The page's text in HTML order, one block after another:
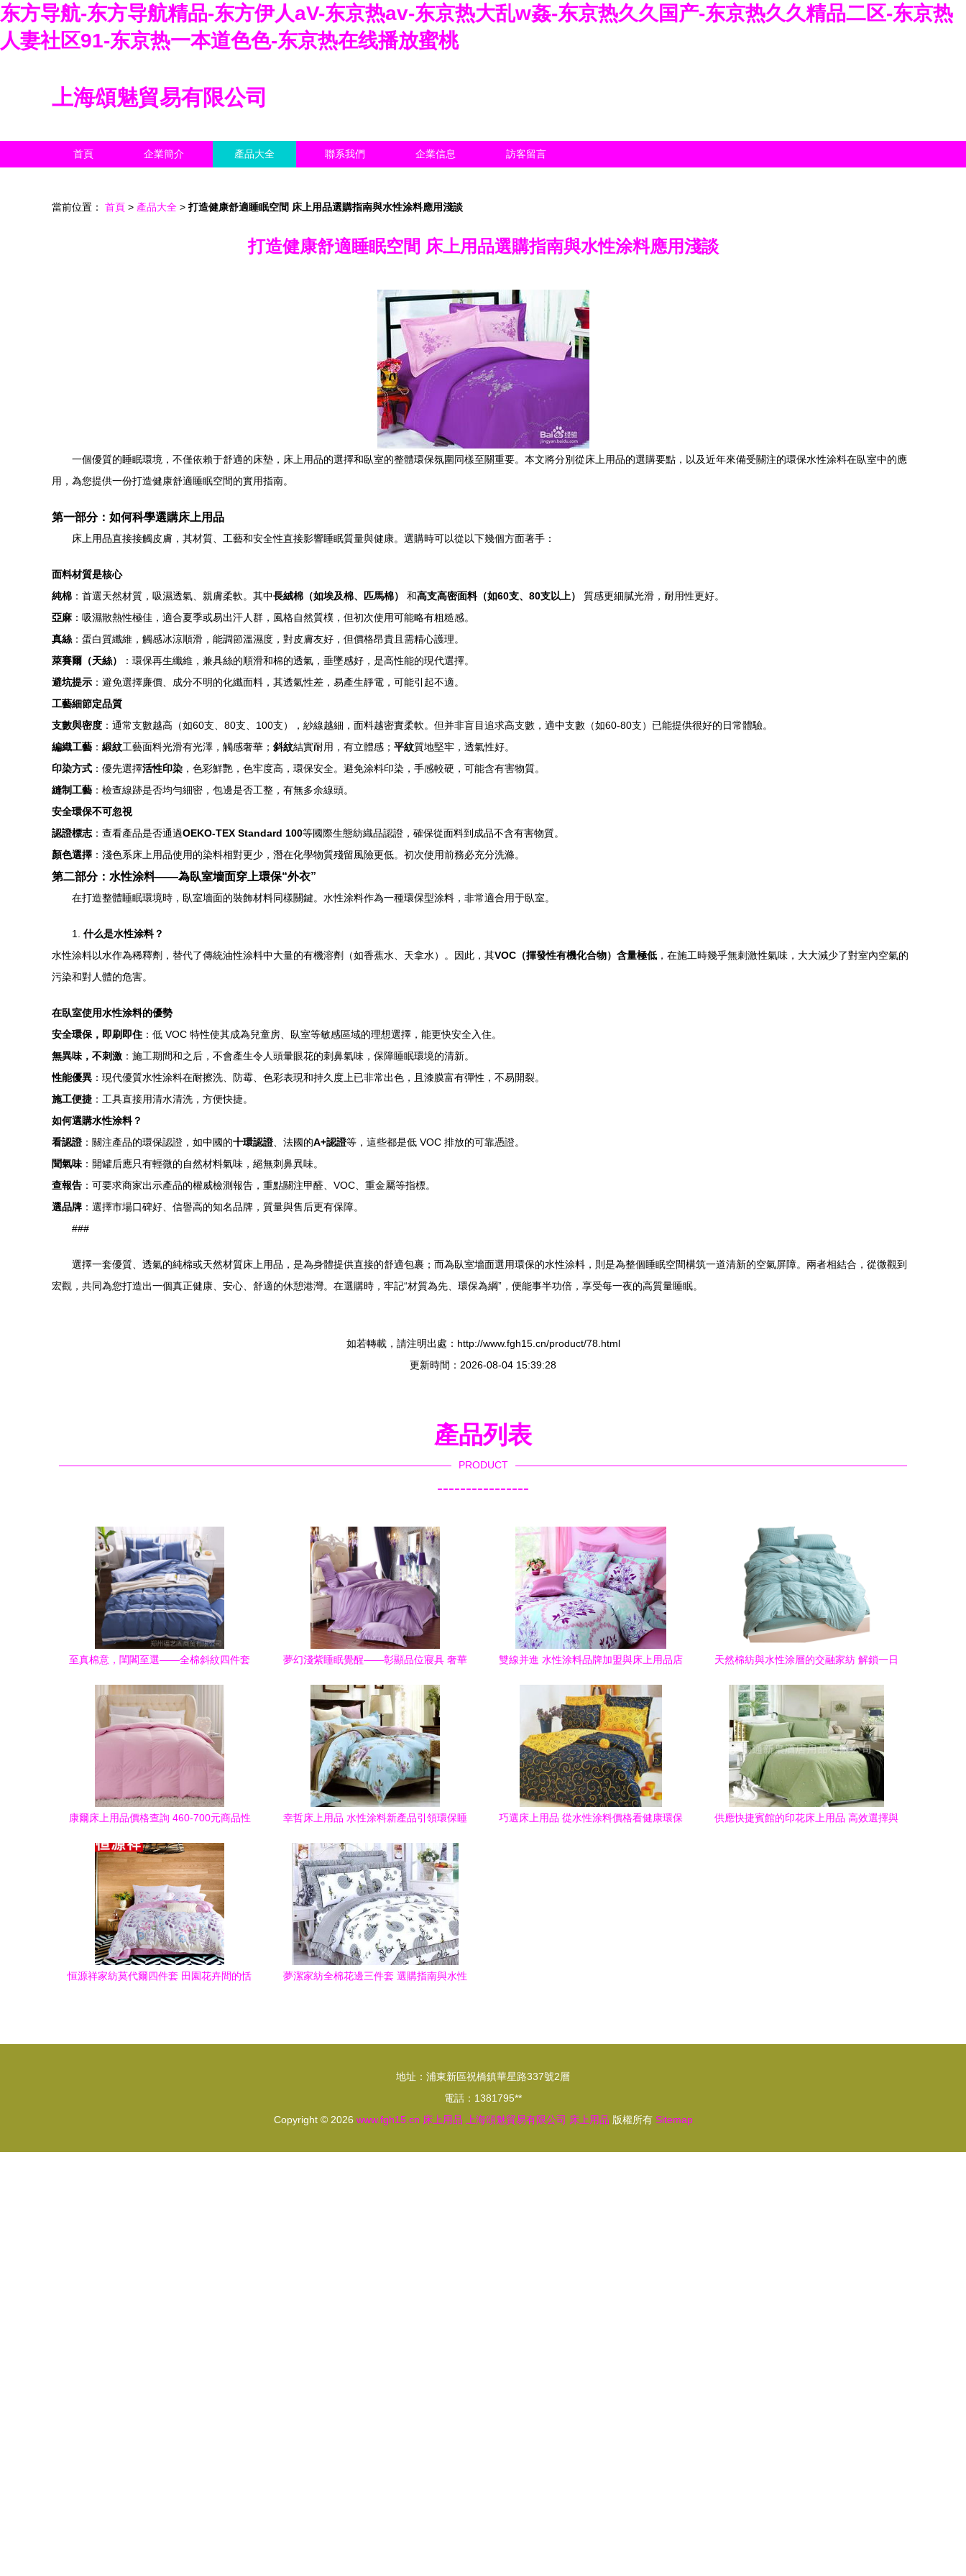
东方导航-东方导航精品-东方伊人aV-东京热av-东京热大乱w姦-东京热久久国产-东京热久久精品二区-东京热
人妻社区91-东京热一本道色色-东京热在线播放蜜桃
上海頌魅貿易有限公司
首頁 企業簡介 產品大全 聯系我們 企業信息 訪客留言
當前位置： 首頁 > 產品大全 > 打造健康舒適睡眠空間 床上用品選購指南與水性涂料應用淺談
打造健康舒適睡眠空間 床上用品選購指南與水性涂料應用淺談
一個優質的睡眠環境，不僅依賴于舒適的床墊，床上用品的選擇和臥室的整體環保氛圍同樣至關重要。本文將分別從床上用品的選購要點，以及近年來備受關注的環保水性涂料在臥室中的應
用，為您提供一份打造健康舒適睡眠空間的實用指南。
第一部分：如何科學選購床上用品
床上用品直接接觸皮膚，其材質、工藝和安全性直接影響睡眠質量與健康。選購時可以從以下幾個方面著手：
面料材質是核心
純棉 ：首選天然材質，吸濕透氣、親膚柔軟。其中長絨棉（如埃及棉、匹馬棉） 和高支高密面料（如60支、80支以上）
質感更細膩光滑，耐用性更好。
亞麻 ：吸濕散熱性極佳，適合夏季或易出汗人群，風格自然質樸，但初次使用可能略有粗糙感。
真絲 ：蛋白質纖維，觸感冰涼順滑，能調節溫濕度，對皮膚友好，但價格昂貴且需精心護理。
萊賽爾（天絲）
：環保再生纖維，兼具絲的順滑和棉的透氣，垂墜感好，是高性能的現代選擇。
避坑提示 ：避免選擇廉價、成分不明的化纖面料，其透氣性差，易產生靜電，可能引起不適。
工藝細節定品質
支數與密度 ：通常支數越高（如60支、80支、100支），紗線越細，面料越密實柔軟。但并非盲目追求高支數，適中支數（如60-80支）已能提供很好的日常體驗。
編織工藝 ： 緞紋工藝面料光滑有光澤，觸感奢華； 斜紋結實耐用，有立體感； 平紋質地堅牢，透氣性好。
印染方式 ：優先選擇活性印染 ，色彩鮮艷，色牢度高，環保安全。避免涂料印染，手感較硬，可能含有害物質。
縫制工藝 ：檢查線跡是否均勻細密，包邊是否工整，有無多余線頭。
安全環保不可忽視
認證標志 ：查看產品是否通過OEKO-TEX Standard 100等國際生態紡織品認證，確保從面料到成品不含有害物質。
顏色選擇 ：淺色系床上用品使用的染料相對更少，潛在化學物質殘留風險更低。初次使用前務必充分洗滌。
第二部分：水性涂料——為臥室墻面穿上環保“外衣”
在打造整體睡眠環境時，臥室墻面的裝飾材料同樣關鍵。水性涂料作為一種環保型涂料，非常適合用于臥室。
1. 什么是水性涂料？
水性涂料以水作為稀釋劑，替代了傳統油性涂料中大量的有機溶劑（如香蕉水、天拿水）。因此，其VOC（揮發性有機化合物）含量極低 ，在施工時幾乎無刺激性氣味，大大減少了對室內空氣的
污染和對人體的危害。
在臥室使用水性涂料的優勢
安全環保，即刷即住 ：低 VOC 特性使其成為兒童房、臥室等敏感區域的理想選擇，能更快安全入住。
無異味，不刺激 ：施工期間和之后，不會產生令人頭暈眼花的刺鼻氣味，保障睡眠環境的清新。
性能優異 ：現代優質水性涂料在耐擦洗、防霉、色彩表現和持久度上已非常出色，且漆膜富有彈性，不易開裂。
施工便捷 ：工具直接用清水清洗，方便快捷。
如何選購水性涂料？
看認證：關注產品的環保認證，如中國的十環認證、法國的A+認證等，這些都是低 VOC 排放的可靠憑證。
聞氣味 ：開罐后應只有輕微的自然材料氣味，絕無刺鼻異味。
查報告 ：可要求商家出示產品的權威檢測報告，重點關注甲醛、VOC、重金屬等指標。
選品牌 ：選擇市場口碑好、信譽高的知名品牌，質量與售后更有保障。
###
選擇一套優質、透氣的純棉或天然材質床上用品，是為身體提供直接的舒適包裹；而為臥室墻面選用環保的水性涂料，則是為整個睡眠空間構筑一道清新的空氣屏障。兩者相結合，從微觀到
宏觀，共同為您打造出一個真正健康、安心、舒適的休憩港灣。在選購時，牢記“材質為先、環保為綱”，便能事半功倍，享受每一夜的高質量睡眠。
如若轉載，請注明出處：http://www.fgh15.cn/product/78.html
更新時間：2026-08-04 15:39:28
產品列表
PRODUCT
----------------
至真棉意，閨閣至選——全棉斜紋四件套
夢幻淺紫睡眠覺醒——彰顯品位寢具 奢華
雙線并進 水性涂料品牌加盟與床上用品店
天然棉紡與水性涂層的交融家紡 解鎖一日
康爾床上用品價格查詢 460-700元商品性
幸哲床上用品 水性涂料新產品引領環保睡
巧選床上用品 從水性涂料價格看健康環保
供應快捷賓館的印花床上用品 高效選擇與
恒源祥家紡莫代爾四件套 田園花卉間的恬
夢潔家紡全棉花邊三件套 選購指南與水性
地址：浦東新區祝橋鎮華星路337號2層
電話：1381795**
Copyright © 2026 www.fgh15.cn 床上用品 上海頌魅貿易有限公司 床上用品 版權所有 Sitemap